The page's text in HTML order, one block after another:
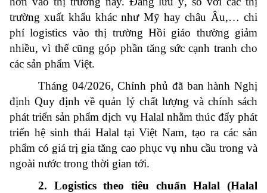
trường xuất khẩu khác như Mỹ hay châu Âu,… chi
phí logistics vào thị trường Hồi giáo thường giảm
nhiều, vì thế cũng góp phần tăng sức cạnh tranh cho
các sản phẩm Việt.
Tháng 04/2026, Chính phủ đã ban hành Nghị
định Quy định về quản lý chất lượng và chính sách
phát triển sản phẩm dịch vụ Halal nhằm thúc đẩy phát
triển hệ sinh thái Halal tại Việt Nam, tạo ra các sản
phẩm có giá trị gia tăng cao phục vụ nhu cầu trong và
ngoài nước trong thời gian tới.
2. Logistics theo tiêu chuẩnHalal (Halal